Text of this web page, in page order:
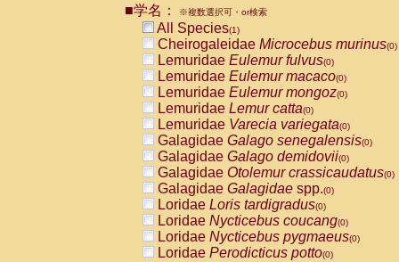
CebidaeCebus nigrivittatus
CebidaeCebus
CebidaeSaimiri boliviensis(0)
CebidaeSaimiri sciureus(0)
AtelidaeAlouatta caraya(0)
AtelidaeAlouatta fusca(0)
AtelidaeAlouatta seniculus
AtelidaeAlouattaspp.(0)
AtelidaeAteles belzebuth(0)
AtelidaeAteles geoffroyi(0)
AtelidaeAteles paniscus(0)
AtelidaeAtelesspp.(0)
Atelidae Lagothrix lagothricha
AtelidaeLagothrix lagothricha cana
PitheciidaeCacajao calvus
PitheciidaeCallicebus cupreus
■学名： ※複数選択可・or検索
All Species(1)
Cheirogaleidae Microcebus murinus(0)
Lemuridae Eulemur fulvus(0)
Lemuridae Eulemur macaco(0)
Lemuridae Eulemur mongoz(0)
Lemuridae Lemur catta(0)
Lemuridae Varecia variegata(0)
Galagidae Galago senegalensis(0)
Galagidae Galago demidovii(0)
Galagidae Otolemur crassicaudatus(0)
Galagidae Galagidae spp.(0)
Loridae Loris tardigradus(0)
Loridae Nycticebus coucang(0)
Loridae Nycticebus pygmaeus(0)
Loridae Perodicticus potto(0)